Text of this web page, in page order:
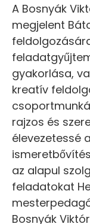
A Bosnyák
megjelent
gyakorlása,
kreatív
rajzos és
élevezetessé
az alapul
feladatokat
Bosnyák